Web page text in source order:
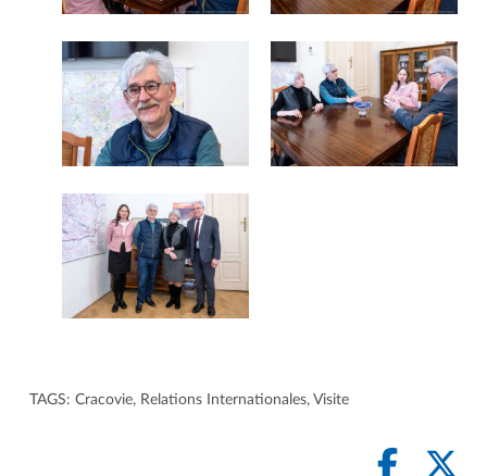
TAGS: Cracovie, Relations Internationales, Visite